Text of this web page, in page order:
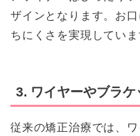
ザインとなります。お
ちにくさを実現していま
3. ワイヤーやブラケ
従来の矯正治療では、